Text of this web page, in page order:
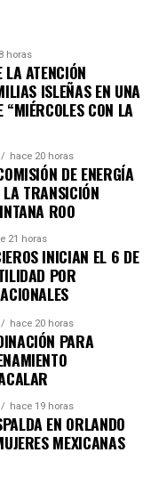
horas
LA ATENCIÓN
ISLEÑAS EN UNA
“MIÉRCOLES CON LA
hace 20 horas
DE ENERGÍA
TRANSICIÓN
ROO
21 horas
INICIAN EL 6 DE
POR
hace 20 horas
PARA
hace 19 horas
EN ORLANDO
MEXICANAS